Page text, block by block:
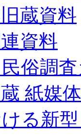
蔵資料
資料
俗調査
紙媒
る新